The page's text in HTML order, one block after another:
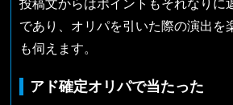
投稿文からはポイントもそれなりに
であり、オリパを引いた際の演出を
も伺えます。
アド確定オリパで当たった